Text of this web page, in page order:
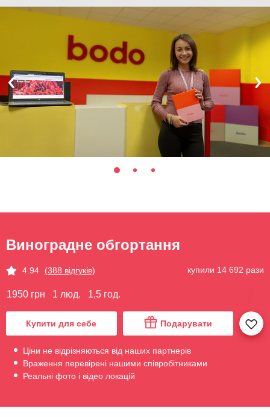
Виноградне обгортання
4.94 (388 відгуків) купили 14 692 рази
1950 грн 1 люд. 1,5 год.
Купити для себе Подарувати
Ціни не відрізняються від наших партнерів
Враження перевірені нашими співробітниками
Реальні фото і відео локацій